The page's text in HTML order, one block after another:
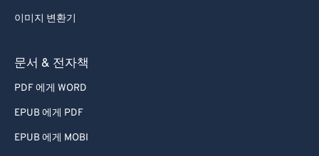
이미지 변환기
문서 & 전자책
PDF 에게 WORD
EPUB 에게 PDF
EPUB 에게 MOBI